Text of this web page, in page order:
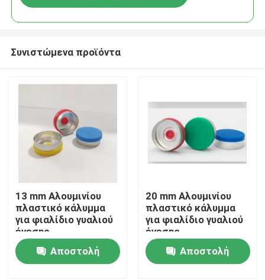
Σπίτι
Προϊόντα
Συνιστώμενα προϊόντα
13 mm Αλουμινίου
πλαστικό κάλυμμα
για φιαλίδιο γυαλιού
ένεσης
Αποστολή
20 mm Αλουμινίου
πλαστικό κάλυμμα
για φιαλίδιο γυαλιού
ένεσης
Αποστολή